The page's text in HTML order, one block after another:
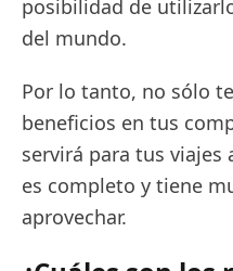
posibilidad de
del mundo.
Por lo tanto, no sólo
beneficios en tus
servirá para tus viajes
es completo y tiene
aprovechar.